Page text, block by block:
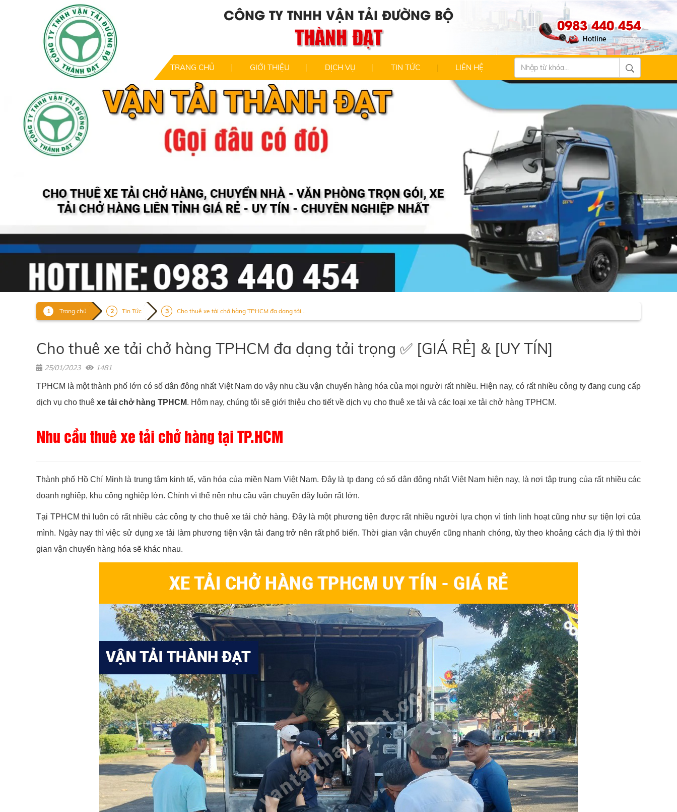
CÔNG TY TNHH VẬN TẢI ĐƯỜNG BỘ
THÀNH ĐẠT 0983 440 454
TRANG CHỦ GIỚI THIỆU DỊCH VỤ TIN TỨC LIÊN HỆ
Trang chủ Tin Tức Cho thuê xe tải chở hàng TPHCM đa dạng tải...
Cho thuê xe tải chở hàng TPHCM đa dạng tải trọng ✅ [GIÁ RẺ] & [UY TÍN]
25/01/2023 1481
TPHCM là một thành phố lớn có số dân đông nhất Việt Nam do vậy nhu cầu vận chuyển hàng hóa của mọi người rất nhiều. Hiện nay, có rất nhiều công ty đang cung cấp
dịch vụ cho thuê xe tải chở hàng TPHCM. Hôm nay, chúng tôi sẽ giới thiệu cho tiết về dịch vụ cho thuê xe tải và các loại xe tải chở hàng TPHCM.
Nhu cầu thuê xe tải chở hàng tại TP.HCM
Thành phố Hồ Chí Minh là trung tâm kinh tế, văn hóa của miền Nam Việt Nam. Đây là tp đang có số dân đông nhất Việt Nam hiện nay, là nơi tập trung của rất nhiều các
doanh nghiệp, khu công nghiệp lớn. Chính vì thế nên nhu cầu vận chuyển đây luôn rất lớn.
Tại TPHCM thì luôn có rất nhiều các công ty cho thuê xe tải chở hàng. Đây là một phương tiện được rất nhiều người lựa chọn vì tính linh hoạt cũng như sự tiện lợi của
mình. Ngày nay thì việc sử dụng xe tải làm phương tiện vận tải đang trở nên rất phổ biến. Thời gian vận chuyển cũng nhanh chóng, tùy theo khoảng cách địa lý thì thời
gian vận chuyển hàng hóa sẽ khác nhau.